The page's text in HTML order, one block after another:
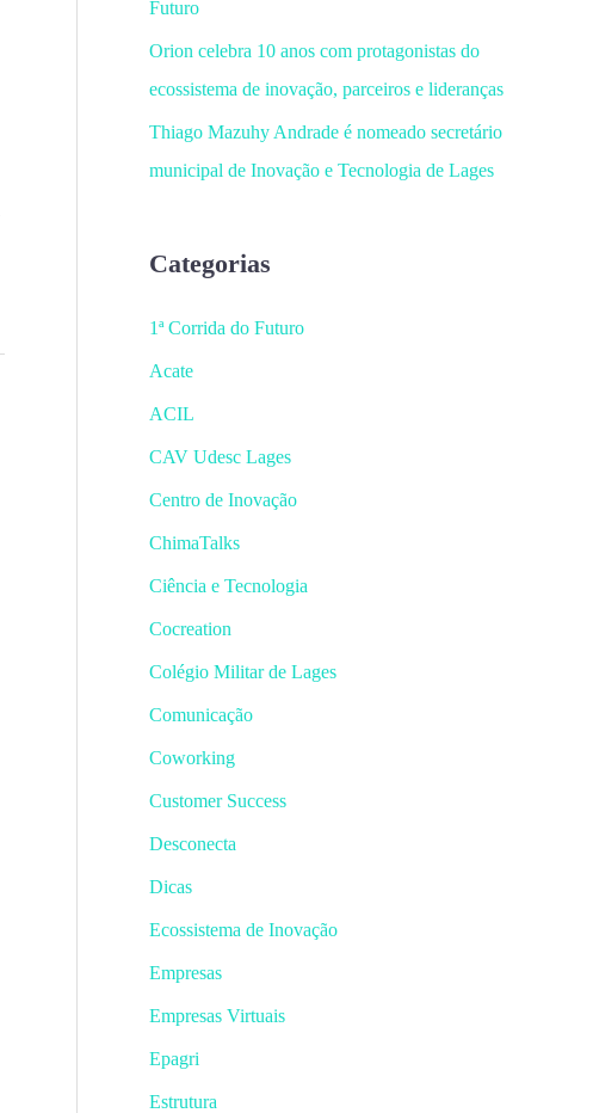
Futuro
Orion celebra 10 anos com protagonistas do
ecossistema de inovação, parceiros e lideranças
Thiago Mazuhy Andrade é nomeado secretário
municipal de Inovação e Tecnologia de Lages
Categorias
1ª Corrida do Futuro
Acate
ACIL
CAV Udesc Lages
Centro de Inovação
ChimaTalks
Ciência e Tecnologia
Cocreation
Colégio Militar de Lages
Comunicação
Coworking
Customer Success
Desconecta
Dicas
Ecossistema de Inovação
Empresas
Empresas Virtuais
Epagri
Estrutura